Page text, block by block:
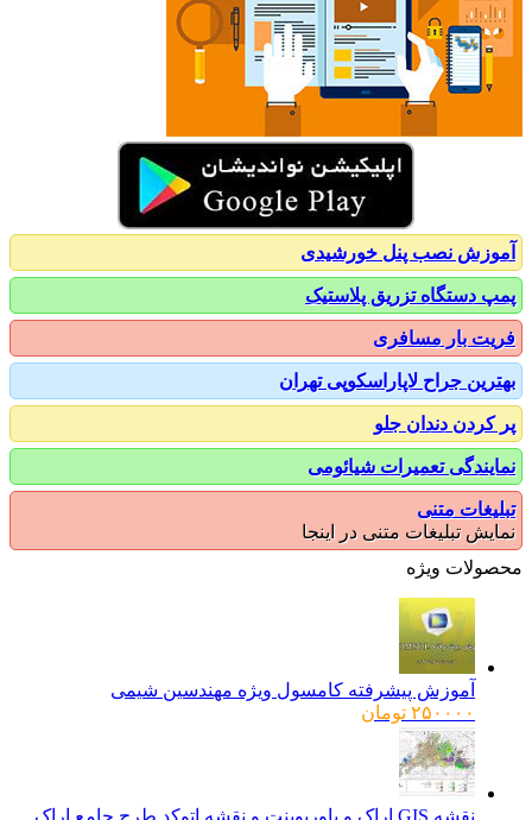
نصب پنل خورشیدی
دستگاه تزریق پلاستیک
بار مسافری
جراح لاپاراسکوپی تهران
دندان جلو
تعمیرات شیائومی
متنی
تبلیغات متنی در اینجا
ویژه
آموزش پیشرفته کامسول ویژه مهندسین شیمی
۲۵۰۰۰۰ تومان
نقشه GIS اراک و پاورپوینت و نقشه اتوکد طرح جامع اراک